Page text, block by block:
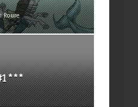
Roure
***